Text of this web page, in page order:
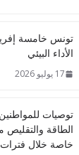
تونس خامسة
الأداء البيئي
17 يوليو 2026
توصيات
الطاقة والتقليص
خاصة خلال فترات